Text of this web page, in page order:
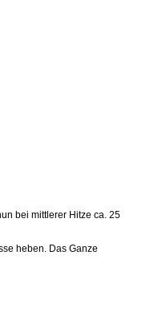
bei mittlerer Hitze ca. 25
heben. Das Ganze